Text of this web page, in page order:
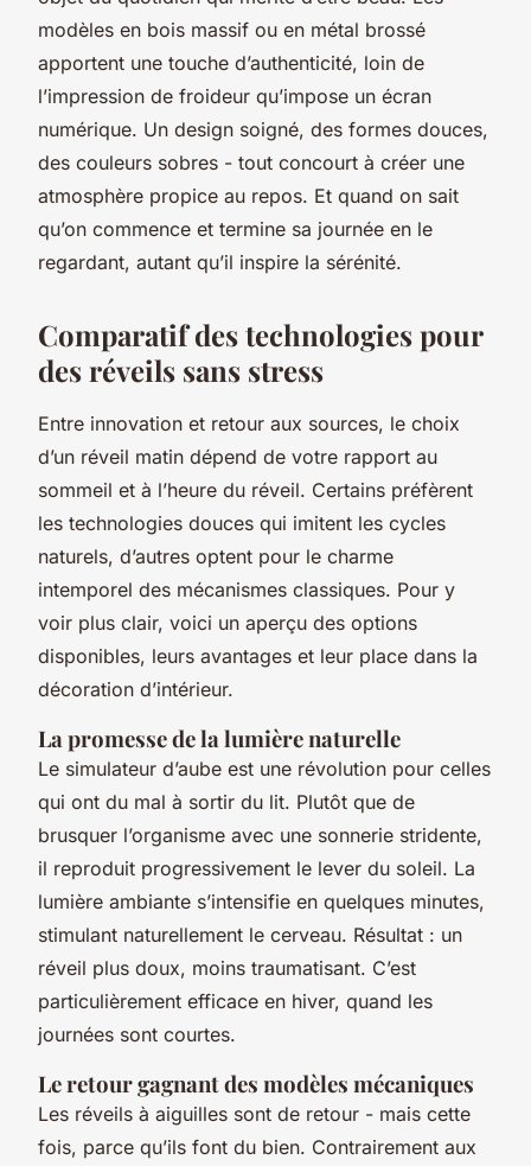
modèles en bois massif ou en métal brossé
apportent une touche d’authenticité, loin de
l’impression de froideur qu’impose un écran
numérique. Un design soigné, des formes douces,
des couleurs sobres - tout concourt à créer une
atmosphère propice au repos. Et quand on sait
qu’on commence et termine sa journée en le
regardant, autant qu’il inspire la sérénité.
Comparatif des technologies pour
des réveils sans stress
Entre innovation et retour aux sources, le choix
d’un réveil matin dépend de votre rapport au
sommeil et à l’heure du réveil. Certains préfèrent
les technologies douces qui imitent les cycles
naturels, d’autres optent pour le charme
intemporel des mécanismes classiques. Pour y
voir plus clair, voici un aperçu des options
disponibles, leurs avantages et leur place dans la
décoration d’intérieur.
La promesse de la lumière naturelle
Le simulateur d’aube est une révolution pour celles
qui ont du mal à sortir du lit. Plutôt que de
brusquer l’organisme avec une sonnerie stridente,
il reproduit progressivement le lever du soleil. La
lumière ambiante s’intensifie en quelques minutes,
stimulant naturellement le cerveau. Résultat : un
réveil plus doux, moins traumatisant. C’est
particulièrement efficace en hiver, quand les
journées sont courtes.
Le retour gagnant des modèles mécaniques
Les réveils à aiguilles sont de retour - mais cette
fois, parce qu’ils font du bien. Contrairement aux